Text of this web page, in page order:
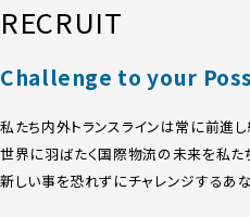
RECRUIT
Challenge to your
私たち内外トランスラインは常に前進し
世界に羽ばたく国際物流の未来を私た
新しい事を恐れずにチャレンジするあ